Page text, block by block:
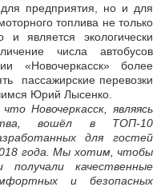
предприятия, но и для
топлива не только
является экологически
числа автобусов
«Новочеркасск» более
пассажирские перевозки
Юрий Лысенко.
Новочеркасск, являясь
вошёл в ТОП-10
для гостей
года. Мы хотим, чтобы
качественные
и безопасных